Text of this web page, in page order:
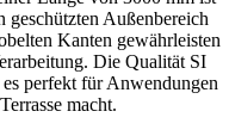
geschützten Außenbereich
Kanten gewährleisten
Die Qualität SI
perfekt für Anwendungen
macht.